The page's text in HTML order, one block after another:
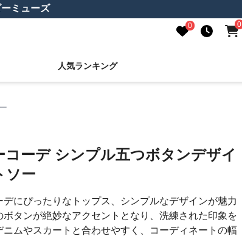
ミューズ
0 0
人気ランキング
コーデ シンプル五つボタンデザイ
ソー
デにぴったりなトップス、シンプルなデザインが魅力
ボタンが絶妙なアクセントとなり、洗練された印象を
ニムやスカートと合わせやすく、コーディネートの幅